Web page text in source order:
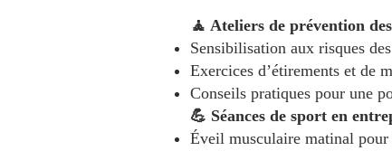
🧘 Ateliers de prévention
Sensibilisation aux risques
Exercices d’étirements et de
Conseils pratiques pour une
💪 Séances de sport en
Éveil musculaire matinal